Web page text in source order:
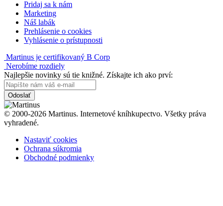
Pridaj sa k nám
Marketing
Náš labák
Prehlásenie o cookies
Vyhlásenie o prístupnosti
Martinus je certifikovaný B Corp
Nerobíme rozdiely
Najlepšie novinky sú tie knižné. Získajte ich ako prví:
Odoslať
© 2000-2026 Martinus. Internetové kníhkupectvo. Všetky práva
vyhradené.
Nastaviť cookies
Ochrana súkromia
Obchodné podmienky